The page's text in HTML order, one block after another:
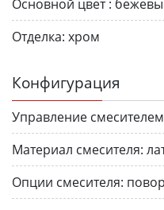
Основной цвет :
Отделка: хром
Конфигурация
Управление
Материал смесителя:
Опции смесителя: